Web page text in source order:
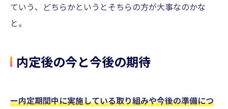
ていう、どちらかというとそちらの方が大事なのかな
と。
内定後の今と今後の期待
ー内定期間中に実施している取り組みや今後の準備につ